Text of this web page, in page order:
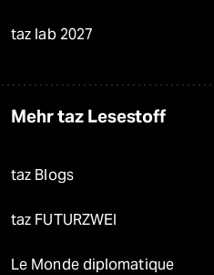
taz lab 2027
Mehr taz Lesestoff
taz Blogs
taz FUTURZWEI
Le Monde diplomatique